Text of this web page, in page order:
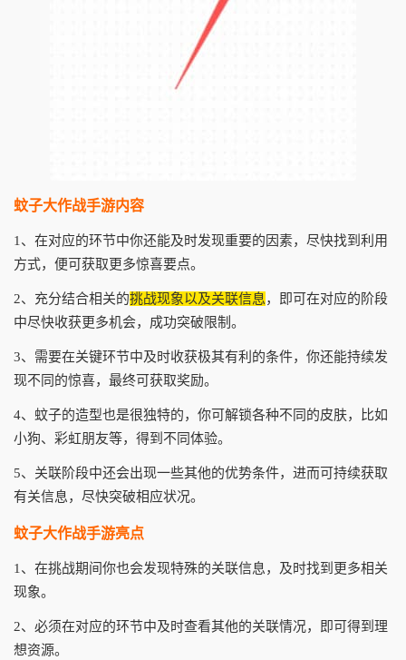
蚊子大作战手游内容
1、在对应的环节中你还能及时发现重要的因素，尽快找到利用
方式，便可获取更多惊喜要点。
2、充分结合相关的挑战现象以及关联信息，即可在对应的阶段
中尽快收获更多机会，成功突破限制。
3、需要在关键环节中及时收获极其有利的条件，你还能持续发
现不同的惊喜，最终可获取奖励。
4、蚊子的造型也是很独特的，你可解锁各种不同的皮肤，比如
小狗、彩虹朋友等，得到不同体验。
5、关联阶段中还会出现一些其他的优势条件，进而可持续获取
有关信息，尽快突破相应状况。
蚊子大作战手游亮点
1、在挑战期间你也会发现特殊的关联信息，及时找到更多相关
现象。
2、必须在对应的环节中及时查看其他的关联情况，即可得到理
想资源。